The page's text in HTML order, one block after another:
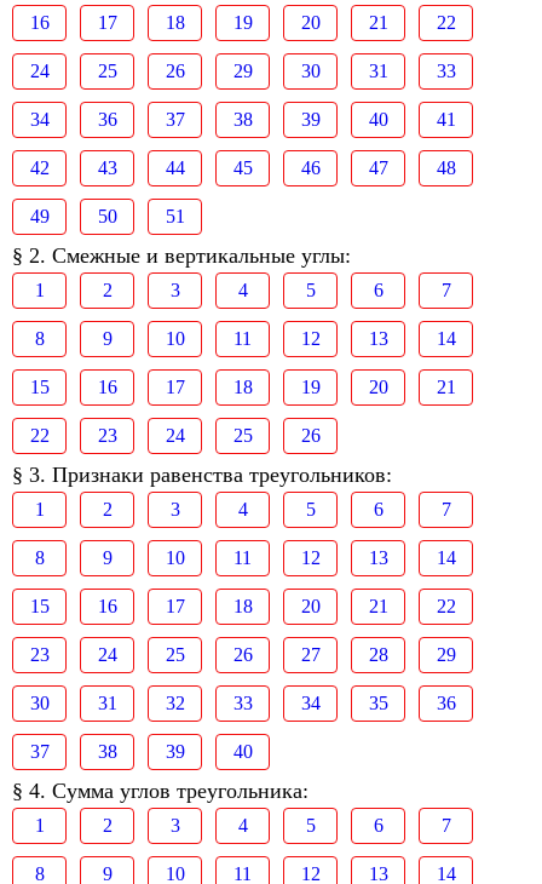
16 17 18 19 20 21 22
24 25 26 29 30 31 33
34 36 37 38 39 40 41
42 43 44 45 46 47 48
49 50 51
§ 2. Смежные и вертикальные углы:
1 2 3 4 5 6 7
8 9 10 11 12 13 14
15 16 17 18 19 20 21
22 23 24 25 26
§ 3. Признаки равенства треугольников:
1 2 3 4 5 6 7
8 9 10 11 12 13 14
15 16 17 18 20 21 22
23 24 25 26 27 28 29
30 31 32 33 34 35 36
37 38 39 40
§ 4. Сумма углов треугольника:
1 2 3 4 5 6 7
8 9 10 11 12 13 14